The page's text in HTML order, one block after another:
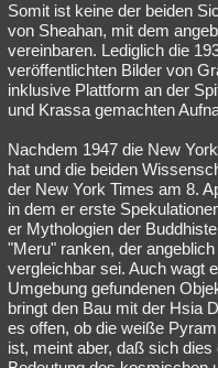
Somit ist keine der beiden
von Sheahan, mit dem
vereinbaren. Lediglich die
veröffentlichten Bilder von
inklusive Plattform an der
und Krassa gemachten
Nachdem 1947 die New
hat und die beiden
der New York Times am 8.
in dem er erste
er Mythologien der
"Meru" ranken, der
vergleichbar sei. Auch wagt
Umgebung gefundenen
bringt den Bau mit der Hsia
es offen, ob die weiße
ist, meint aber, daß sich